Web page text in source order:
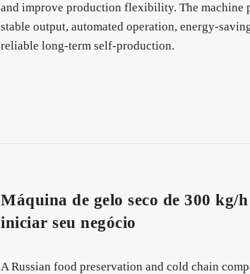
and improve production flexibility. The machine
stable output, automated operation, energy-
reliable long-term self-production.
Máquina de gelo seco de 300
iniciar seu negócio
A Russian food preservation and cold chain